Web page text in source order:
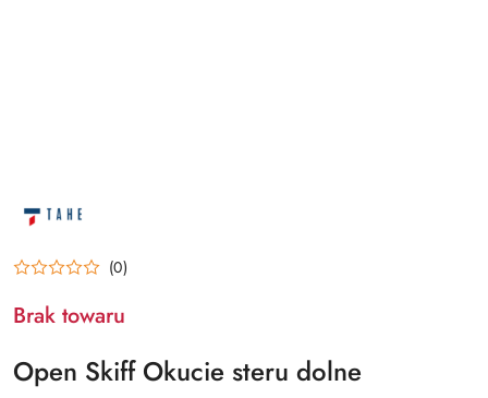
PRODUCENTA:
OPEN
(0)
Brak towaru
Open Skiff Okucie steru dolne